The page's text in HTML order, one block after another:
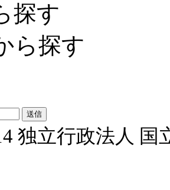
探す
ら探す
独立行政法人 国